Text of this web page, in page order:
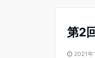
第2
2021年